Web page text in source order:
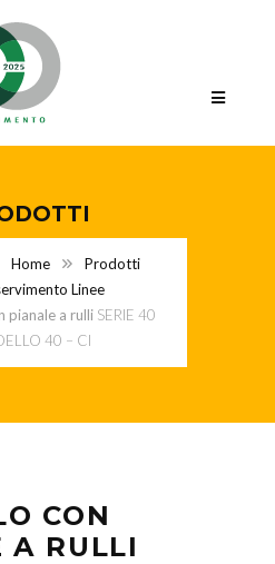
Home
Prodotti
Linee
pianale a rulli SERIE 40
40 – CI
CON
A RULLI